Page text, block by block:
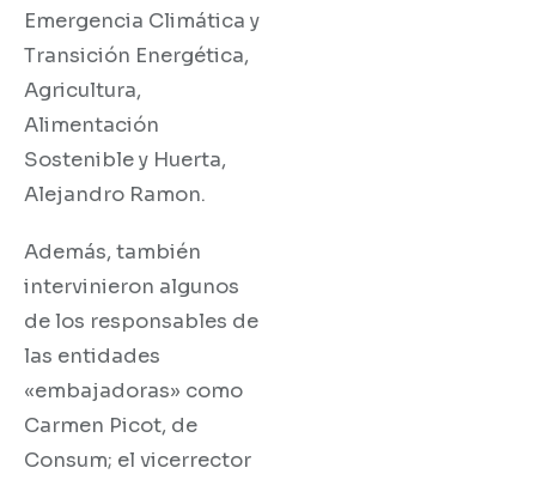
Emergencia Climática y
Transición Energética,
Agricultura,
Alimentación
Sostenible y Huerta,
Alejandro Ramon.
Además, también
intervinieron algunos
de los responsables de
las entidades
«embajadoras» como
Carmen Picot, de
Consum; el vicerrector